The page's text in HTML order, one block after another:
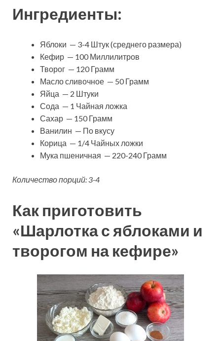
Ингредиенты:
Яблоки — 3-4 Штук (среднего размера)
Кефир — 100 Миллилитров
Творог — 120 Грамм
Масло сливочное — 50 Грамм
Яйца — 2 Штуки
Сода — 1 Чайная ложка
Сахар — 150 Грамм
Ванилин — По вкусу
Корица — 1/4 Чайных ложки
Мука пшеничная — 220-240 Грамм
Количество порций: 3-4
Как приготовить
«Шарлотка с яблоками и
творогом на кефире»